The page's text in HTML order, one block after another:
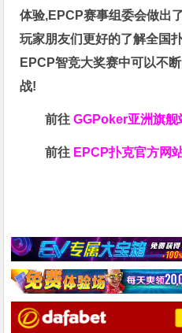
体验,EPCP赛事组委会做出
玩家朋友们更好的了解全国
EPCP智竞大奖赛中可以不
战!
前往GGPoker亚洲旗舰
前往 EPCP扑克官方网